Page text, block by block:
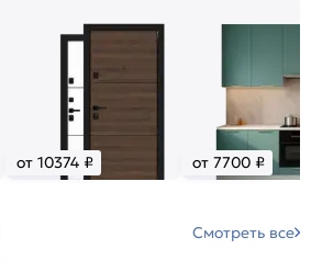
от 10374 ₽ от 7700 ₽
Смотреть все